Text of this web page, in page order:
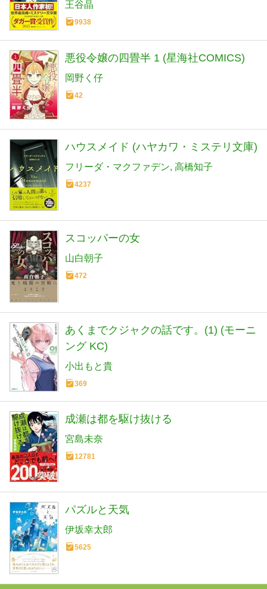
1)
王谷晶
9938
悪役令嬢の四畳半 1 (星海社COMICS)
岡野く仔
42
ハウスメイド (ハヤカワ・ミステリ文庫)
フリーダ・マクファデン 高橋知子
4237
スコッパーの女
山白朝子
472
あくまでクジャクの話です。(1) (モーニ
ング KC)
小出もと貴
369
成瀬は都を駆け抜ける
宮島未奈
12781
パズルと天気
伊坂幸太郎
5625